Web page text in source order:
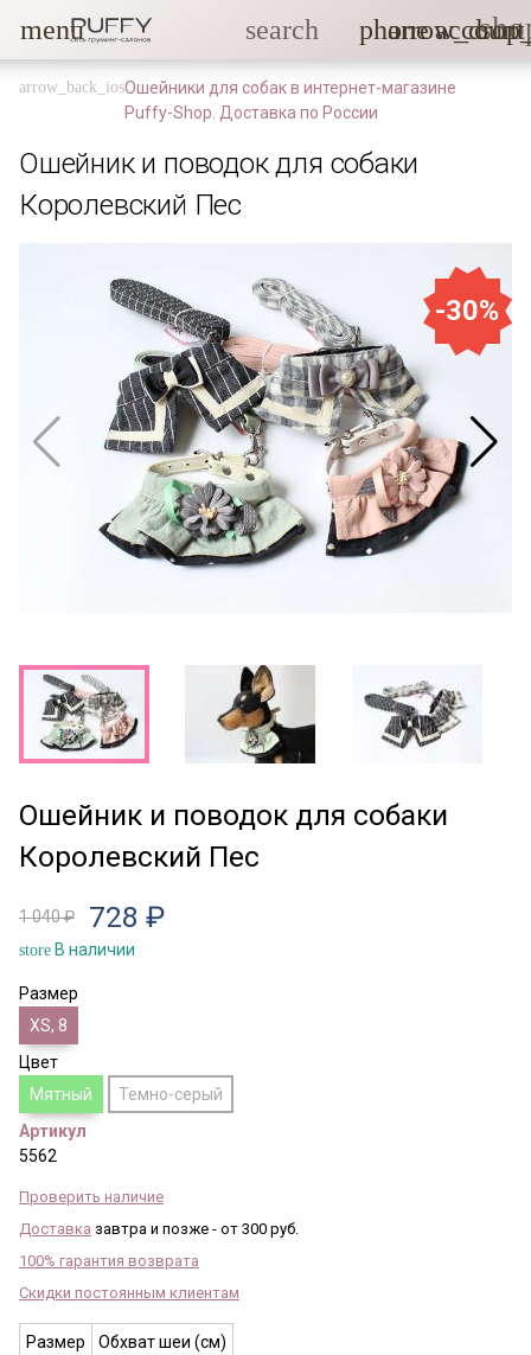
menu search phone
Ошейники для собак в интернет-магазине
Puffy-Shop. Доставка по России
Ошейник и поводок для собаки
Королевский Пес
-30%
Ошейник и поводок для собаки
Королевский Пес
1 040 ₽ 728 ₽
store В наличии
Размер
XS, 8
Цвет
Мятный
Темно-серый
Артикул
5562
Проверить наличие
Доставка завтра и позже - от 300 руб.
100% гарантия возврата
Скидки постоянным клиентам
Размер
Обхват шеи (см)